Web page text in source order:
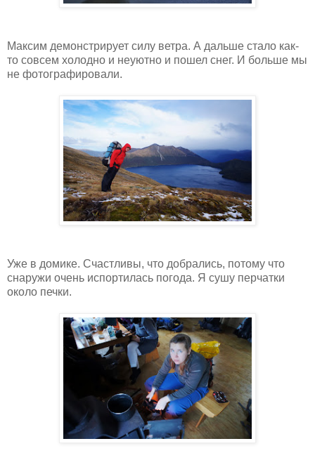
Максим демонстрирует силу ветра. А дальше стало как-
то совсем холодно и неуютно и пошел снег. И больше мы
не фотографировали.
Уже в домике. Счастливы, что добрались, потому что
снаружи очень испортилась погода. Я сушу перчатки
около печки.